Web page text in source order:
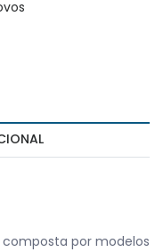
composta por modelos